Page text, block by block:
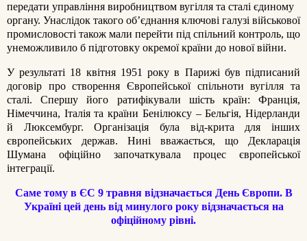
передати управління виробництвом вугілля та сталі єдиному
органу. Унаслідок такого об’єднання ключові галузі військової
промисловості також мали перейти під спільний контроль, що
унеможливило б підготовку окремої країни до нової війни.
У результаті 18 квітня 1951 року в Парижі був підписаний
договір про створення Європейської спільноти вугілля та
сталі. Спершу його ратифікували шість країн: Франція,
Німеччина, Італія та країни Бенілюксу – Бельгія, Нідерланди
й Люксембург. Організація була від-крита для інших
європейських держав. Нині вважається, що Декларація
Шумана офіційно започаткувала процес європейської
інтеграції.
Саме тому в ЄС 9 травня відзначається День Європи. В
Україні цей день від минулого року відзначається на
офіційному рівні.